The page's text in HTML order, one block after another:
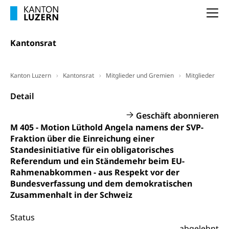
Kantonsrat
Kanton Luzern Kantonsrat Mitglieder und Gremien Mitglieder
Detail
Geschäft abonnieren
M 405 - Motion Lüthold Angela namens der SVP-
Fraktion über die Einreichung einer
Standesinitiative für ein obligatorisches
Referendum und ein Ständemehr beim EU-
Rahmenabkommen - aus Respekt vor der
Bundesverfassung und dem demokratischen
Zusammenhalt in der Schweiz
Status
Wissenschaft, Forschung, Entwicklung, Projekte
Innovative Projekte Landwirtschaft und
Projektförderung Universität Luzern unilu
Umschulung, zweiter Bildungsweg,
Neuorientierung, Grundkompetenzen,
Studienberatung, Beratung und Unterstützung,
Erwachsenenmatura
Bildungsgutscheine Grundkompetenzen
Bildung & Berufsabschluss für Erwachsene
Fachperson Betreuung (verkürzte
Grundbildung)
Berufliche Grundbildung
Lehre, Berufsfachschule, Lehrbetrieb, Lehrvertrag,
Berufsberatung, Qualifikationsverfahren,
Berufswahl & Berufsberatung, Schnupperlehre und
Lehrstellensuche, Berufsmaturität,
Brückenangebote, Zugewanderte & Arbeitsmarkt,
Fachstelle Berufsbildung
Hochschule Fachhochschule